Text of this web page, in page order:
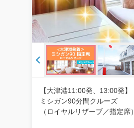
【大津港11:00発、13:00発】
ミシガン90分間クルーズ
（ロイヤルリザーブ／指定席）